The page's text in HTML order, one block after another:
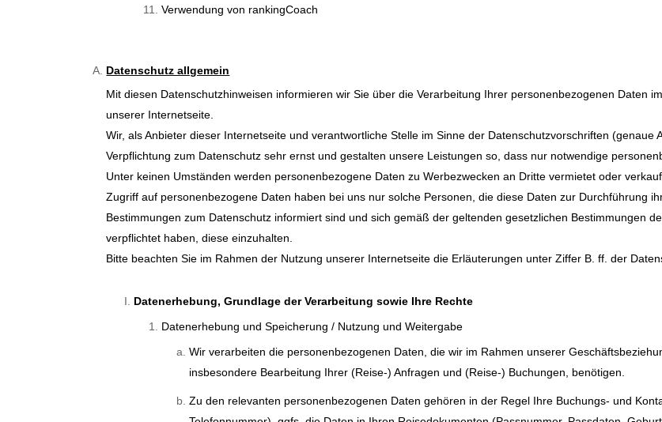
Verwendung von rankingCoach
Datenschutz allgemein
Mit diesen Datenschutzhinweisen informieren wir Sie über die Verarbeitung Ihrer personenbezogenen Daten
unserer Internetseite.
Wir, als Anbieter dieser Internetseite und verantwortliche Stelle im Sinne der Datenschutzvorschriften
Verpflichtung zum Datenschutz sehr ernst und gestalten unsere Leistungen so, dass nur notwendige
Unter keinen Umständen werden personenbezogene Daten zu Werbezwecken an Dritte vermietet oder
Zugriff auf personenbezogene Daten haben bei uns nur solche Personen, die diese Daten zur Durchführung
Bestimmungen zum Datenschutz informiert sind und sich gemäß der geltenden gesetzlichen Bestimmungen
verpflichtet haben, diese einzuhalten.
Bitte beachten Sie im Rahmen der Nutzung unserer Internetseite die Erläuterungen unter Ziffer B. ff. der
Datenerhebung, Grundlage der Verarbeitung sowie Ihre Rechte
Datenerhebung und Speicherung / Nutzung und Weitergabe
Wir verarbeiten die personenbezogenen Daten, die wir im Rahmen unserer
insbesondere Bearbeitung Ihrer (Reise-) Anfragen und (Reise-) Buchungen, benötigen.
Zu den relevanten personenbezogenen Daten gehören in der Regel Ihre Buchungs- und